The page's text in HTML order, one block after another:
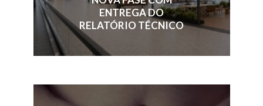
ENTREGA DO
RELATÓRIO TÉCNICO